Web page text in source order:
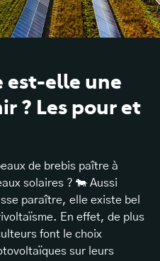
est-elle une
? Les pour et
de brebis paître à
solaires ? 🐄 Aussi
paraître, elle existe bel
En effet, de plus
font le choix
sur leurs